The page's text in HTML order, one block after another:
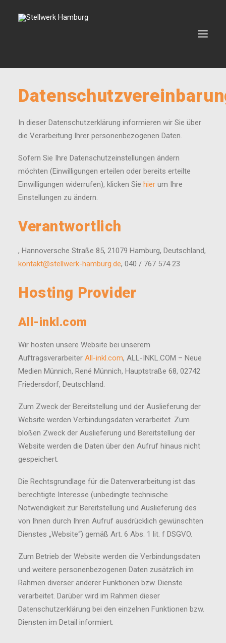
VERANSTALTUNGEN
BOOKING
KONTAKT
In dieser Datenschutzerklärung informieren wir Sie über
die Verarbeitung Ihrer personenbezogenen Daten.
Sofern Sie Ihre Datenschutzeinstellungen ändern
möchten (Einwilligungen erteilen oder bereits erteilte
Einwilligungen widerrufen), klicken Sie hier um Ihre
Einstellungen zu ändern.
Verantwortlich
, Hannoversche Straße 85, 21079 Hamburg, Deutschland,
kontakt@stellwerk-hamburg.de, 040 / 767 574 23
Hosting Provider
All-inkl.com
Wir hosten unsere Website bei unserem
Auftragsverarbeiter All-inkl.com, ALL-INKL.COM – Neue
Medien Münnich, René Münnich, Hauptstraße 68, 02742
Friedersdorf, Deutschland.
Zum Zweck der Bereitstellung und der Auslieferung der
Website werden Verbindungsdaten verarbeitet. Zum
bloßen Zweck der Auslieferung und Bereitstellung der
Website werden die Daten über den Aufruf hinaus nicht
gespeichert.
Die Rechtsgrundlage für die Datenverarbeitung ist das
berechtigte Interesse (unbedingte technische
Notwendigkeit zur Bereitstellung und Auslieferung des
von Ihnen durch Ihren Aufruf ausdrücklich gewünschten
Dienstes „Website“) gemäß Art. 6 Abs. 1 lit. f DSGVO.
Zum Betrieb der Website werden die Verbindungsdaten
und weitere personenbezogenen Daten zusätzlich im
Rahmen diverser anderer Funktionen bzw. Dienste
verarbeitet. Darüber wird im Rahmen dieser
Datenschutzerklärung bei den einzelnen Funktionen bzw.
Diensten im Detail informiert.